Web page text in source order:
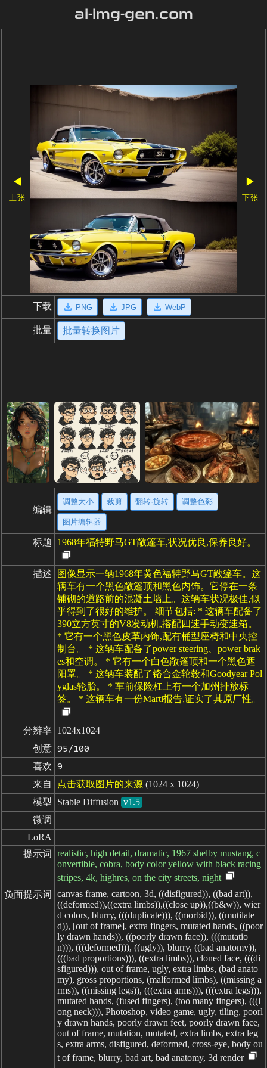
ai-img-gen.com
◀
上张
▶
下张
下载 PNG JPG WebP
批量 批量转换图片
编辑
调整大小 裁剪 翻转·旋转 调整色彩
图片编辑器
标题 1968年福特野马GT敞篷车,状况优良,保养良好。
描述
图像显示一辆1968年黄色福特野马GT敞篷车。这
辆车有一个黑色敞篷顶和黑色内饰。它停在一条
铺砌的道路前的混凝土墙上。这辆车状况极佳,似
乎得到了很好的维护。 细节包括: * 这辆车配备了
390立方英寸的V8发动机,搭配四速手动变速箱。
* 它有一个黑色皮革内饰,配有桶型座椅和中央控
制台。 * 这辆车配备了power steering、power brak
es和空调。 * 它有一个白色敞篷顶和一个黑色遮
阳罩。 * 这辆车装配了铬合金轮毂和Goodyear Pol
yglas轮胎。 * 车前保险杠上有一个加州排放标
签。 * 这辆车有一份Marti报告,证实了其原厂性。
分辨率 1024x1024
创意 95/100
喜欢 9
来自 点击获取图片的来源 (1024 x 1024)
模型
Stable Diffusion v1.5
微调
LoRA
提示词
realistic, high detail, dramatic, 1967 shelby mustang, c
onvertible, cobra, body color yellow with black racing
stripes, 4k, highres, on the city streets, night
负面提示词
canvas frame, cartoon, 3d, ((disfigured)), ((bad art)),
((deformed)),((extra limbs)),((close up)),((b&w)), wier
d colors, blurry, (((duplicate))), ((morbid)), ((mutilate
d)), [out of frame], extra fingers, mutated hands, ((poor
ly drawn hands)), ((poorly drawn face)), (((mutatio
n))), (((deformed))), ((ugly)), blurry, ((bad anatomy)),
(((bad proportions))), ((extra limbs)), cloned face, (((di
sfigured))), out of frame, ugly, extra limbs, (bad anato
my), gross proportions, (malformed limbs), ((missing a
rms)), ((missing legs)), (((extra arms))), (((extra legs))),
mutated hands, (fused fingers), (too many fingers), (((l
ong neck))), Photoshop, video game, ugly, tiling, poorl
y drawn hands, poorly drawn feet, poorly drawn face,
out of frame, mutation, mutated, extra limbs, extra leg
s, extra arms, disfigured, deformed, cross-eye, body ou
t of frame, blurry, bad art, bad anatomy, 3d render